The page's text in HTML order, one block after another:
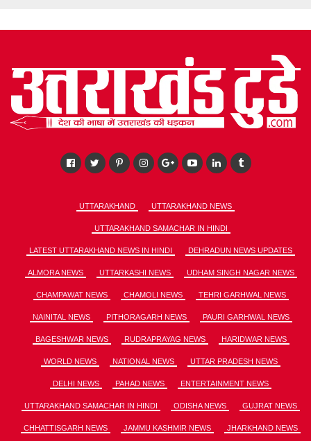
UTTARAKHAND UTTARAKHAND NEWS
UTTARAKHAND SAMACHAR IN HINDI
LATEST UTTARAKHAND NEWS IN HINDI DEHRADUN NEWS UPDATES
ALMORA NEWS UTTARKASHI NEWS UDHAM SINGH NAGAR NEWS
CHAMPAWAT NEWS CHAMOLI NEWS TEHRI GARHWAL NEWS
NAINITAL NEWS PITHORAGARH NEWS PAURI GARHWAL NEWS
BAGESHWAR NEWS RUDRAPRAYAG NEWS HARIDWAR NEWS
WORLD NEWS NATIONAL NEWS UTTAR PRADESH NEWS
DELHI NEWS PAHAD NEWS ENTERTAINMENT NEWS
UTTARAKHAND SAMACHAR IN HINDI ODISHA NEWS GUJRAT NEWS
CHHATTISGARH NEWS JAMMU KASHMIR NEWS JHARKHAND NEWS